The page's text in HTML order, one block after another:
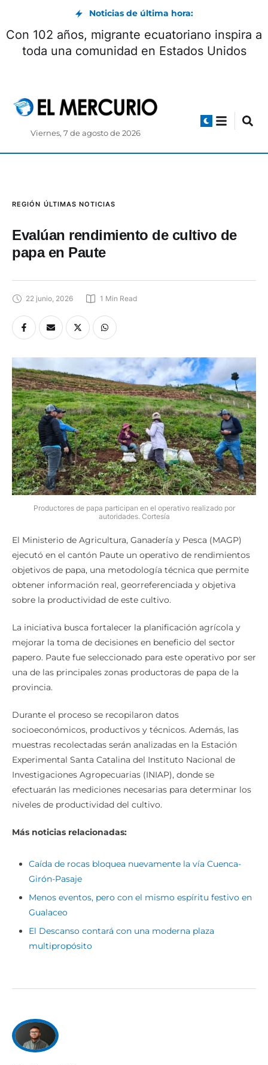
Noticias de última hora:
Con 102 años, migrante ecuatoriano inspira a
toda una comunidad en Estados Unidos
Viernes, 7 de agosto de 2026
REGIÓN ÚLTIMAS NOTICIAS
Evalúan rendimiento de cultivo de
papa en Paute
22 junio, 2026 1 Min Read
Productores de papa participan en el operativo realizado por
autoridades. Cortesía
El Ministerio de Agricultura, Ganadería y Pesca (MAGP)
ejecutó en el cantón Paute un operativo de rendimientos
objetivos de papa, una metodología técnica que permite
obtener información real, georreferenciada y objetiva
sobre la productividad de este cultivo.
La iniciativa busca fortalecer la planificación agrícola y
mejorar la toma de decisiones en beneficio del sector
papero. Paute fue seleccionado para este operativo por ser
una de las principales zonas productoras de papa de la
provincia.
Durante el proceso se recopilaron datos
socioeconómicos, productivos y técnicos. Además, las
muestras recolectadas serán analizadas en la Estación
Experimental Santa Catalina del Instituto Nacional de
Investigaciones Agropecuarias (INIAP), donde se
efectuarán las mediciones necesarias para determinar los
niveles de productividad del cultivo.
Más noticias relacionadas:
Caída de rocas bloquea nuevamente la vía Cuenca-
Girón-Pasaje
Menos eventos, pero con el mismo espíritu festivo en
Gualaceo
El Descanso contará con una moderna plaza
multipropósito